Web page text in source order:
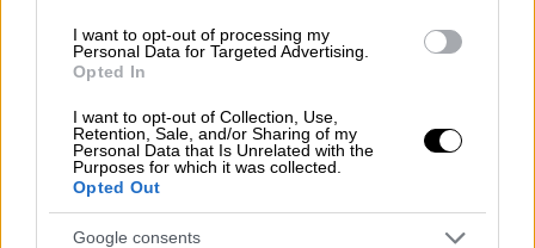
I want to opt-out of processing my
Personal Data for Targeted Advertising.
Opted In
I want to opt-out of Collection, Use,
Retention, Sale, and/or Sharing of my
Personal Data that Is Unrelated with the
Purposes for which it was collected.
Opted Out
Google consents
Πάπας το 2013.
εμφάνιση του λευκού καπνού στο
Βατικάνο
έφυγε κρυφά από την πόλη για να
προσευχηθεί μόνος σε μια Ρωμαϊκή
Βασιλική.